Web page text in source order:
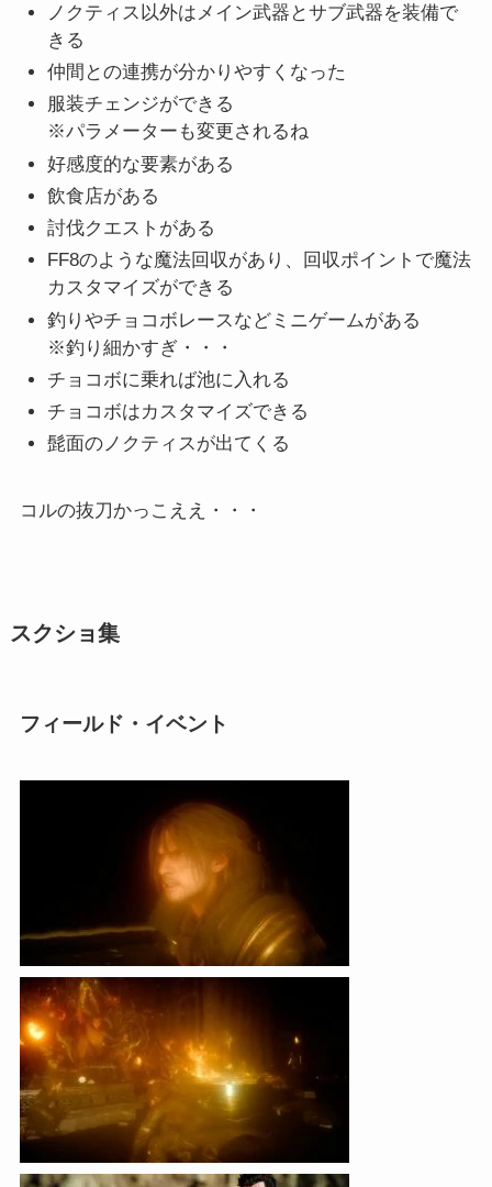
ノクティス以外はメイン武器とサブ武器を装備で
きる
仲間との連携が分かりやすくなった
服装チェンジができる
※パラメーターも変更されるね
好感度的な要素がある
飲食店がある
討伐クエストがある
FF8のような魔法回収があり、回収ポイントで魔法
カスタマイズができる
釣りやチョコボレースなどミニゲームがある
※釣り細かすぎ・・・
チョコボに乗れば池に入れる
チョコボはカスタマイズできる
髭面のノクティスが出てくる
コルの抜刀かっこええ・・・
スクショ集
フィールド・イベント